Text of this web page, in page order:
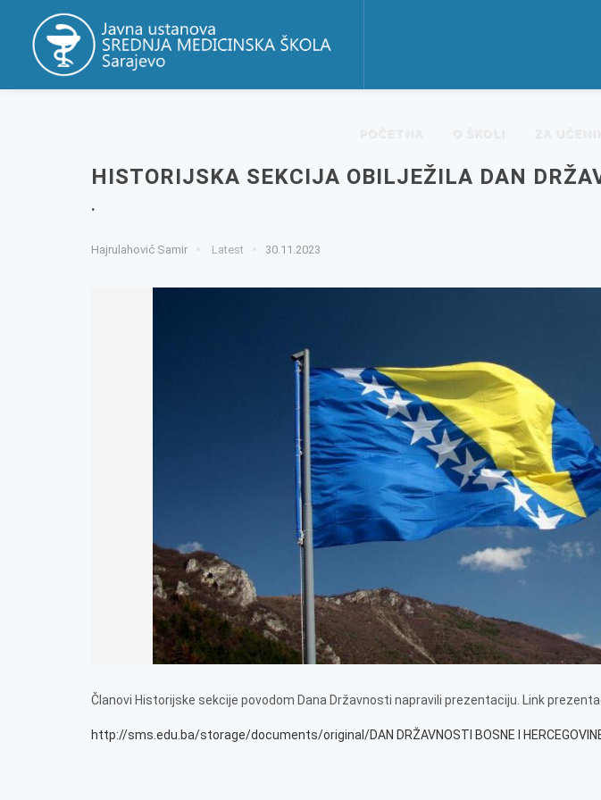
POČETNA O ŠKOLI ZA
HISTORIJSKA SEKCIJA OBILJEŽILA DAN
.
Hajrulahović Samir Latest 30.11.2023
Članovi Historijske sekcije povodom Dana Državnosti napravili prezentaciju. Link
http://sms.edu.ba/storage/documents/original/DAN DRŽAVNOSTI BOSNE I